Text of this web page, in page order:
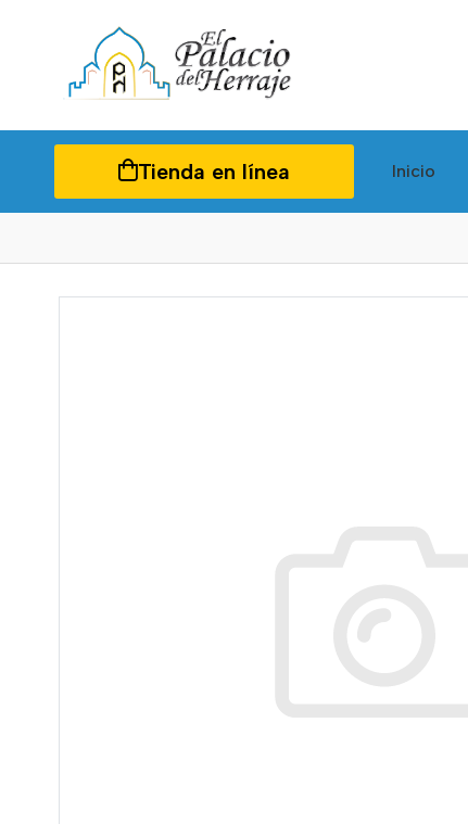
Tienda en línea Inicio